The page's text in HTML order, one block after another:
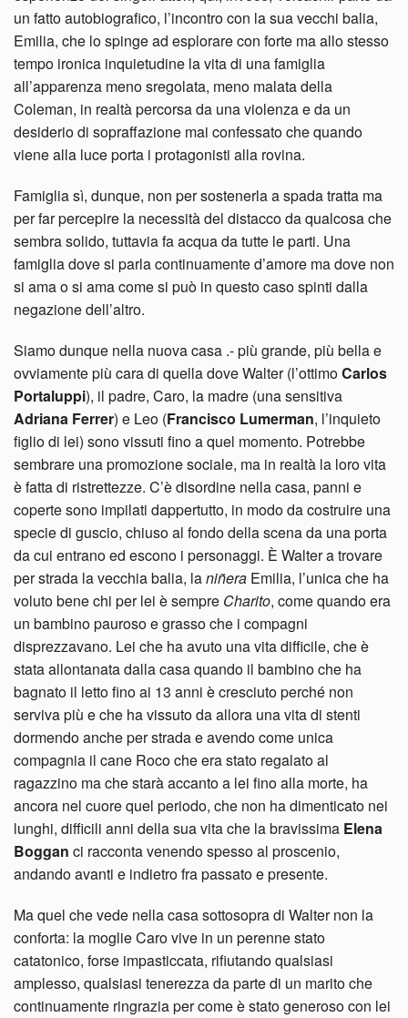
un fatto autobiografico, l’incontro con la sua vecchi balia,
Emilia, che lo spinge ad esplorare con forte ma allo stesso
tempo ironica inquietudine la vita di una famiglia
all’apparenza meno sregolata, meno malata della
Coleman, in realtà percorsa da una violenza e da un
desiderio di sopraffazione mai confessato che quando
viene alla luce porta i protagonisti alla rovina.
Famiglia sì, dunque, non per sostenerla a spada tratta ma
per far percepire la necessità del distacco da qualcosa che
sembra solido, tuttavia fa acqua da tutte le parti. Una
famiglia dove si parla continuamente d’amore ma dove non
si ama o si ama come si può in questo caso spinti dalla
negazione dell’altro.
Siamo dunque nella nuova casa .- più grande, più bella e
ovviamente più cara di quella dove Walter (l’ottimoCarlos
Portaluppi), il padre, Caro, la madre (una sensitiva
Adriana Ferrer) e Leo (Francisco Lumerman, l’inquieto
figlio di lei) sono vissuti fino a quel momento. Potrebbe
sembrare una promozione sociale, ma in realtà la loro vita
è fatta di ristrettezze. C’è disordine nella casa, panni e
coperte sono impilati dappertutto, in modo da costruire una
specie di guscio, chiuso al fondo della scena da una porta
da cui entrano ed escono i personaggi. È Walter a trovare
per strada la vecchia balia, laniñera Emilia, l’unica che ha
voluto bene chi per lei è sempre Charito, come quando era
un bambino pauroso e grasso che i compagni
disprezzavano. Lei che ha avuto una vita difficile, che è
stata allontanata dalla casa quando il bambino che ha
bagnato il letto fino ai 13 anni è cresciuto perché non
serviva più e che ha vissuto da allora una vita di stenti
dormendo anche per strada e avendo come unica
compagnia il cane Roco che era stato regalato al
ragazzino ma che starà accanto a lei fino alla morte, ha
ancora nel cuore quel periodo, che non ha dimenticato nei
lunghi, difficili anni della sua vita che la bravissima Elena
Boggan ci racconta venendo spesso al proscenio,
andando avanti e indietro fra passato e presente.
Ma quel che vede nella casa sottosopra di Walter non la
conforta: la moglie Caro vive in un perenne stato
catatonico, forse impasticcata, rifiutando qualsiasi
amplesso, qualsiasi tenerezza da parte di un marito che
continuamente ringrazia per come è stato generoso con lei